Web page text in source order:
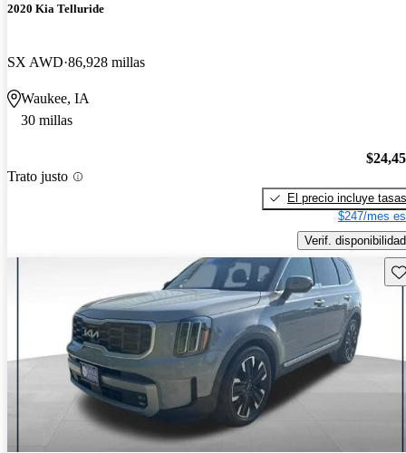
2020 Kia Telluride
SX AWD 86,928 millas
Waukee, IA
30 millas
Trato justo
El precio incluye tasas
$247/mes
Verif. disponibilidad